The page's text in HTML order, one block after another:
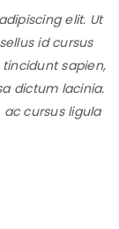
elit. Ut
id cursus
sapien,
dictum lacinia.
cursus ligula